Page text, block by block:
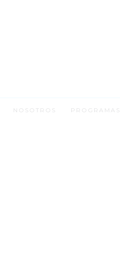
NOSOTROS PROGRAMAS